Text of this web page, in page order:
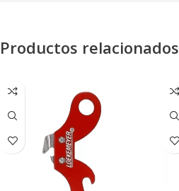
Productos relacionados